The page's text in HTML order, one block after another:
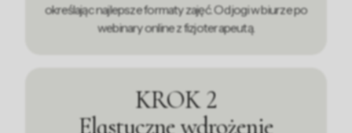
określając najlepsze formaty zajęć. Od jogi w biurze po
webinary online z fizjoterapeutą.
KROK 2
Elastyczne wdrożenie